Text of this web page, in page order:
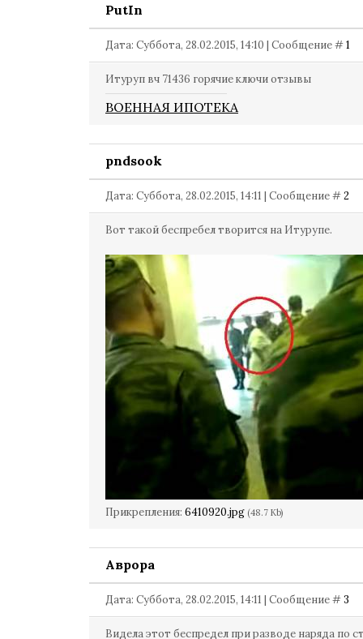
PutIn
Дата: Суббота, 28.02.2015, 14:10 | Сообщение #1
Итуруп вч 71436 горячие ключи отзывы
ВОЕННАЯ ИПОТЕКА
pndsook
Дата: Суббота, 28.02.2015, 14:11 | Сообщение #2
Вот такой беспребел творится на Итурупе.
Прикрепления: 6410920.jpg (48.7 Kb)
Аврора
Дата: Суббота, 28.02.2015, 14:11 | Сообщение #3
Видела этот беспредел при разводе наряда по